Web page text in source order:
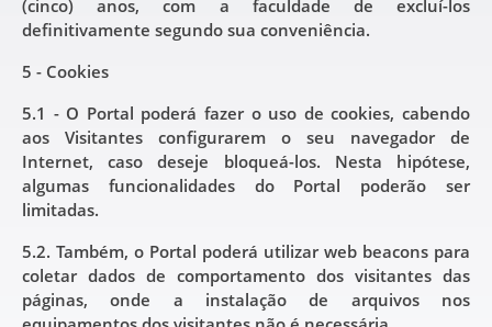
(cinco) anos, com a faculdade de excluí-los
definitivamente segundo sua conveniência.
5 - Cookies
5.1 - O Portal poderá fazer o uso de cookies, cabendo
aos Visitantes configurarem o seu navegador de
Internet, caso deseje bloqueá-los. Nesta hipótese,
algumas funcionalidades do Portal poderão ser
limitadas.
5.2. Também, o Portal poderá utilizar web beacons para
coletar dados de comportamento dos visitantes das
páginas, onde a instalação de arquivos nos